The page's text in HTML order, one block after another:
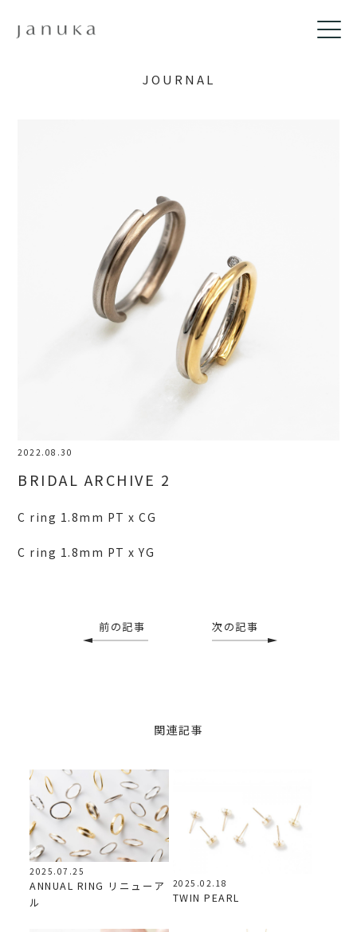
JOURNAL
関連記事
2025.07.25
ANNUAL RING リニューア
ル
2025.02.18
TWIN PEARL
2022.08.30
BRIDAL ARCHIVE 2
C ring 1.8mm PT x CG
C ring 1.8mm PT x YG
前の記事 次の記事